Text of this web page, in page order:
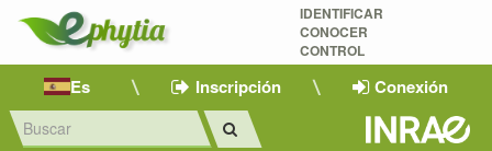
IDENTIFICAR
CONOCER
CONTROL
Es Inscripción Conexión